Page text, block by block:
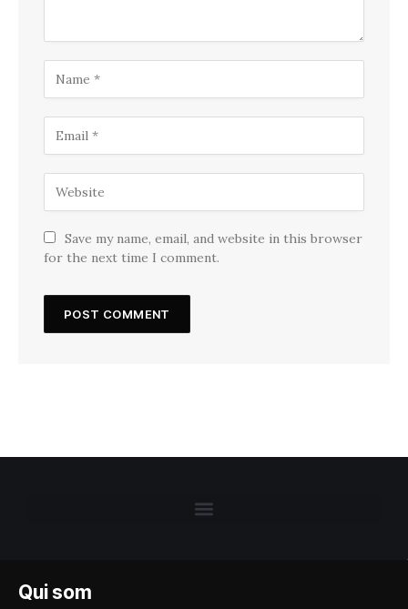
Save my name, email, and website in this browser
for the next time I comment.
Qui som